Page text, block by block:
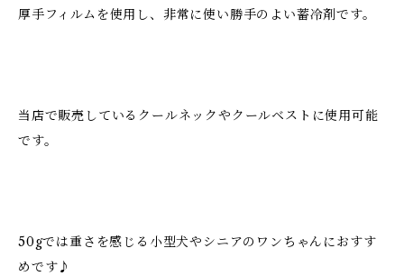
厚手フィルムを使用し、非常に使い勝手のよい蓄冷剤です。
当店で販売しているクールネックやクールベストに使用可能
です。
50gでは重さを感じる小型犬やシニアのワンちゃんにおすす
めです♪